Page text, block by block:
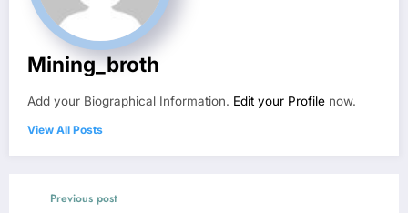
Mining_broth
Add your Biographical Information. Edit your Profile now.
View All Posts
Previous post